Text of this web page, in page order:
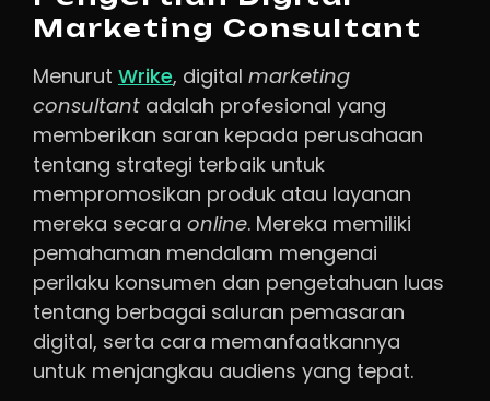
Marketing Consultant
Menurut Wrike, digital marketing
consultant adalah profesional yang
memberikan saran kepada perusahaan
tentang strategi terbaik untuk
mempromosikan produk atau layanan
mereka secara online. Mereka memiliki
pemahaman mendalam mengenai
perilaku konsumen dan pengetahuan luas
tentang berbagai saluran pemasaran
digital, serta cara memanfaatkannya
untuk menjangkau audiens yang tepat.